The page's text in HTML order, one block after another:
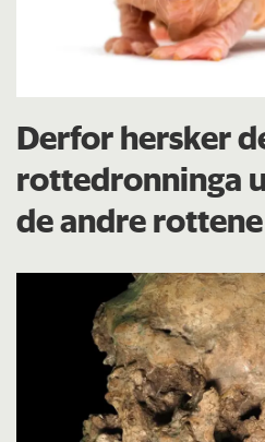
Derfor hersker
rottedronninga
de andre rottene